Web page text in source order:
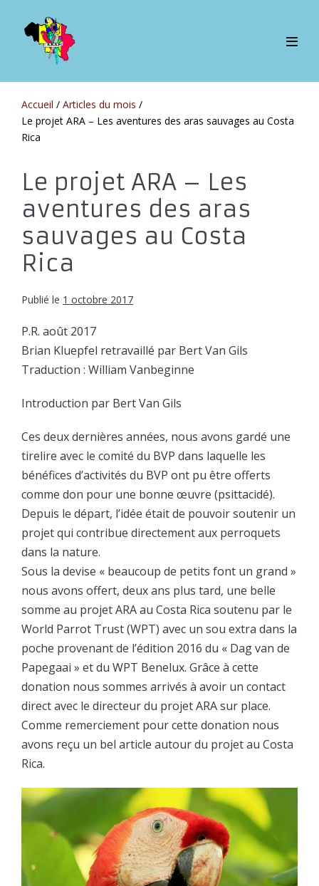
contenu
Accueil / Articles du mois /
Le projet ARA – Les aventures des aras sauvages au Costa
Rica
Le projet ARA – Les
aventures des aras
sauvages au Costa
Rica
Publié le 1 octobre 2017
P.R. août 2017
Brian Kluepfel retravaillé par Bert Van Gils
Traduction : William Vanbeginne
Introduction par Bert Van Gils
Ces deux dernières années, nous avons gardé une
tirelire avec le comité du BVP dans laquelle les
bénéfices d’activités du BVP ont pu être offerts
comme don pour une bonne œuvre (psittacidé).
Depuis le départ, l’idée était de pouvoir soutenir un
projet qui contribue directement aux perroquets
dans la nature.
Sous la devise « beaucoup de petits font un grand »
nous avons offert, deux ans plus tard, une belle
somme au projet ARA au Costa Rica soutenu par le
World Parrot Trust (WPT) avec un sou extra dans la
poche provenant de l’édition 2016 du « Dag van de
Papegaai » et du WPT Benelux. Grâce à cette
donation nous sommes arrivés à avoir un contact
direct avec le directeur du projet ARA sur place.
Comme remerciement pour cette donation nous
avons reçu un bel article autour du projet au Costa
Rica.